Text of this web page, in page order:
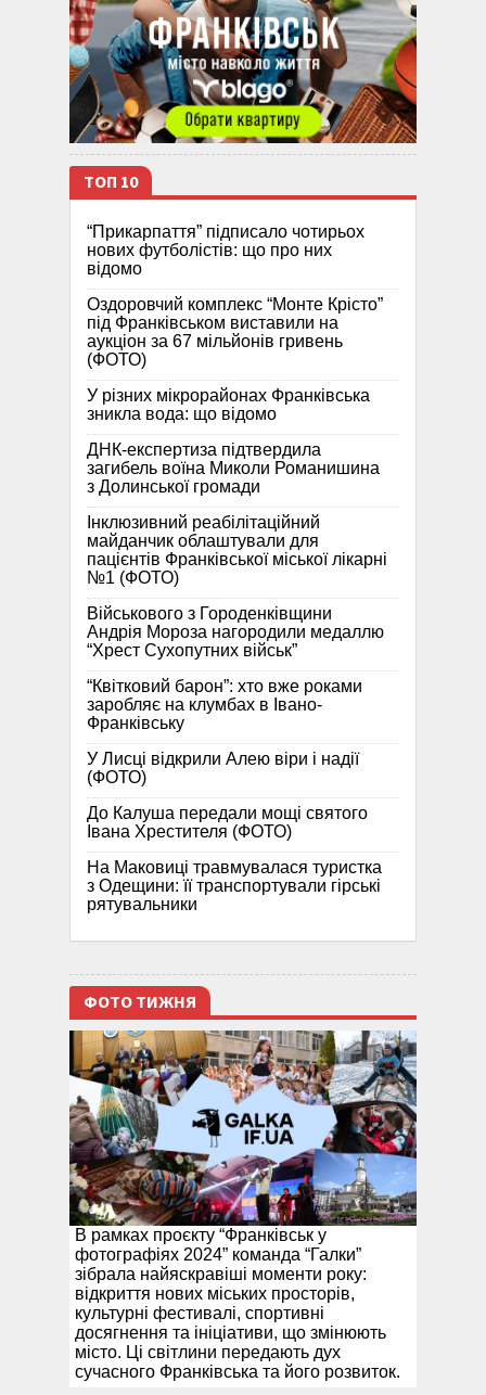
ТОП 10
“Прикарпаття” підписало чотирьох
нових футболістів: що про них
відомо
Оздоровчий комплекс “Монте Крісто”
під Франківськом виставили на
аукціон за 67 мільйонів гривень
(ФОТО)
У різних мікрорайонах Франківська
зникла вода: що відомо
ДНК-експертиза підтвердила
загибель воїна Миколи Романишина
з Долинської громади
Інклюзивний реабілітаційний
майданчик облаштували для
пацієнтів Франківської міської лікарні
№1 (ФОТО)
Військового з Городенківщини
Андрія Мороза нагородили медаллю
“Хрест Сухопутних військ”
“Квітковий барон”: хто вже роками
заробляє на клумбах в Івано-
Франківську
У Лисці відкрили Алею віри і надії
(ФОТО)
До Калуша передали мощі святого
Івана Хрестителя (ФОТО)
На Маковиці травмувалася туристка
з Одещини: її транспортували гірські
рятувальники
ФОТО ТИЖНЯ
В рамках проєкту “Франківськ у
фотографіях 2024” команда “Галки”
зібрала найяскравіші моменти року:
відкриття нових міських просторів,
культурні фестивалі, спортивні
досягнення та ініціативи, що змінюють
місто. Ці світлини передають дух
сучасного Франківська та його розвиток.